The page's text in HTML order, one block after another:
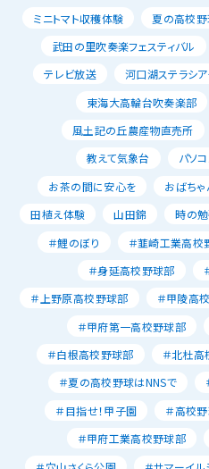
ミニトマト収穫体験
夏の高校
武田の里吹奏楽フェスティバル
テレビ放送
河口湖ステラシ
東海大高輪台吹奏楽部
風土記の丘農産物直売所
教えて気象台
パソ
お茶の間に安心を
おばち
田植え体験
山田錦 時の
＃鯉のぼり
＃韮崎工業高校
＃身延高校野球部
＃上野原高校野球部
＃甲陵高
＃甲府第一高校野球部
＃白根高校野球部
＃北杜
＃夏の高校野球はNNSで
＃目指せ！甲子園
＃高校
＃甲府工業高校野球部